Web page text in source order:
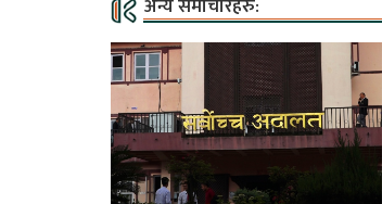
अन्य समाचारहरु: